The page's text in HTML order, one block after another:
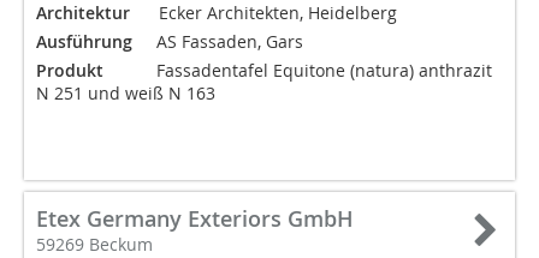
Architektur Ecker Architekten, Heidelberg
Ausführung AS Fassaden, Gars
Produkt
Fassadentafel Equitone (natura) anthrazit
N 251 und weiß N 163
Etex Germany Exteriors GmbH
59269 Beckum